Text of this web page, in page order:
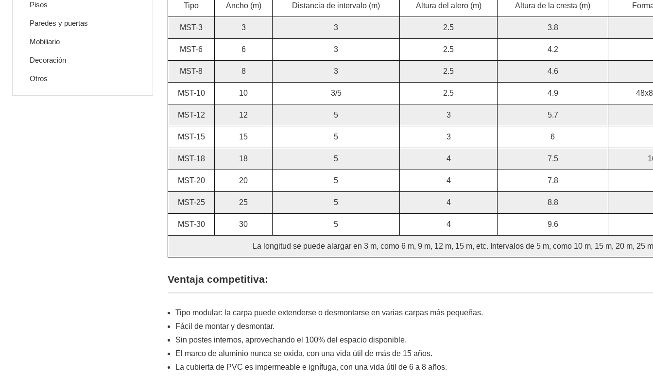
Tipo Ancho (m) Distancia de intervalo (m) Altura del alero (m) Altura de la cresta (m)
MST-3 3 3 2.5 3.8
MST-6 6 3 2.5 4.2
MST-8 8 3 2.5 4.6
MST-10 10 3/5 2.5 4.9
MST-12 12 5 3 5.7
MST-15 15 5 3 6
MST-18 18 5 4 7.5
MST-20 20 5 4 7.8
MST-25 25 5 4 8.8
MST-30 30 5 4 9.6
La longitud se puede alargar en 3 m, como 6 m, 9 m, 12 m, 15 m, etc. Intervalos de 5 m, como 10 m, 15 m, 20 m, 25
Ventaja competitiva:
Tipo modular: la carpa puede extenderse o desmontarse en varias carpas más pequeñas.
Fácil de montar y desmontar.
Sin postes internos, aprovechando el 100% del espacio disponible.
El marco de aluminio nunca se oxida, con una vida útil de más de 15 años.
La cubierta de PVC es impermeable e ignífuga, con una vida útil de 6 a 8 años.
Pisos
Paredes y puertas
Mobiliario
Decoración
Otros